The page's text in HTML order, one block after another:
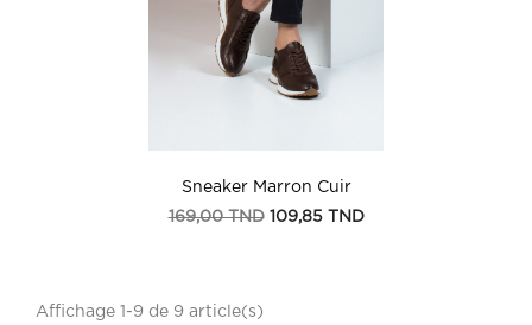
Sneaker Marron Cuir
Prix
169,00 TND Prix
109,85 TND
Affichage 1-9 de 9 article(s)